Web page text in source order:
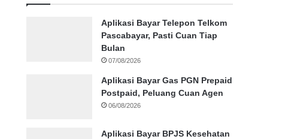
Aplikasi Bayar Telepon Telkom
Pascabayar, Pasti Cuan Tiap
Bulan
07/08/2026
Aplikasi Bayar Gas PGN Prepaid
Postpaid, Peluang Cuan Agen
06/08/2026
Aplikasi Bayar BPJS Kesehatan